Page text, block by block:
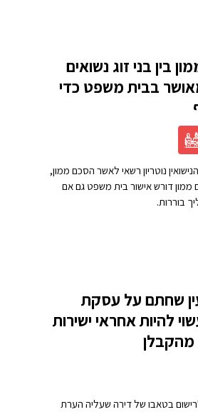
בין בני זוג נשואים
בבית משפט כדי
נוטריון רשאי לאשר הסכם ממון,
ממון דורש אישור בית משפט גם אם
בוררות.
שחתם על עסקת
להיות אחראי ישירות
מהקבלן
בטאבו של דירה שעליה הערת